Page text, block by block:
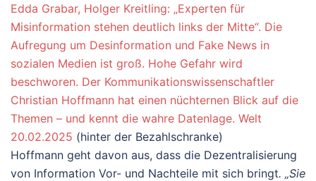
Edda Grabar, Holger Kreitling: „Experten für
Misinformation stehen deutlich links der Mitte“. Die
Aufregung um Desinformation und Fake News in
sozialen Medien ist groß. Hohe Gefahr wird
beschworen. Der Kommunikationswissenschaftler
Christian Hoffmann hat einen nüchternen Blick auf die
Themen – und kennt die wahre Datenlage. Welt
20.02.2025 (hinter der Bezahlschranke)
Hoffmann geht davon aus, dass die Dezentralisierung
von Information Vor- und Nachteile mit sich bringt. „Sie